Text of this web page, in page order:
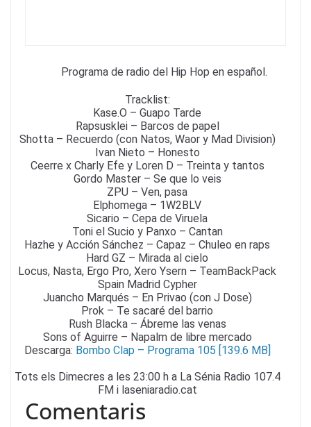
Programa de radio del Hip Hop en español.
Tracklist:
Kase.O – Guapo Tarde
Rapsusklei – Barcos de papel
Shotta – Recuerdo (con Natos, Waor y Mad Division)
Ivan Nieto – Honesto
Ceerre x Charly Efe y Loren D – Treinta y tantos
Gordo Master – Se que lo veis
ZPU – Ven, pasa
Elphomega – 1W2BLV
Sicario – Cepa de Viruela
Toni el Sucio y Panxo – Cantan
Hazhe y Acción Sánchez – Capaz – Chuleo en raps
Hard GZ – Mirada al cielo
Locus, Nasta, Ergo Pro, Xero Ysern – TeamBackPack
Spain Madrid Cypher
Juancho Marqués – En Privao (con J Dose)
Prok – Te sacaré del barrio
Rush Blacka – Ábreme las venas
Sons of Aguirre – Napalm de libre mercado
Descarga: Bombo Clap – Programa 105 [139.6 MB]
Tots els Dimecres a les 23:00 h a La Sénia Radio 107.4
FM i laseniaradio.cat
Comentaris